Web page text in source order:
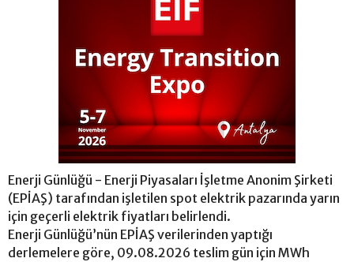
Enerji Günlüğü - Enerji Piyasaları İşletme Anonim Şirketi
(EPİAŞ) tarafından işletilen spot elektrik pazarında yarın
için geçerli elektrik fiyatları belirlendi.
Enerji Günlüğü’nün EPİAŞ verilerinden yaptığı
derlemelere göre, 09.08.2026 teslim gün için MWh